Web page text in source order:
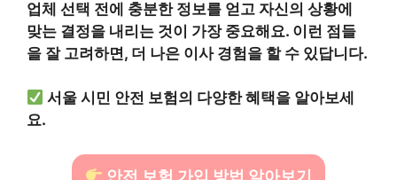
업체 선택 전에 충분한 정보를 얻고 자신의 상황에
맞는 결정을 내리는 것이 가장 중요해요. 이런 점들
을 잘 고려하면, 더 나은 이사 경험을 할 수 있답니다.
서울 시민 안전 보험의 다양한 혜택을 알아보세
요.
안전 보험 가입 방법 알아보기